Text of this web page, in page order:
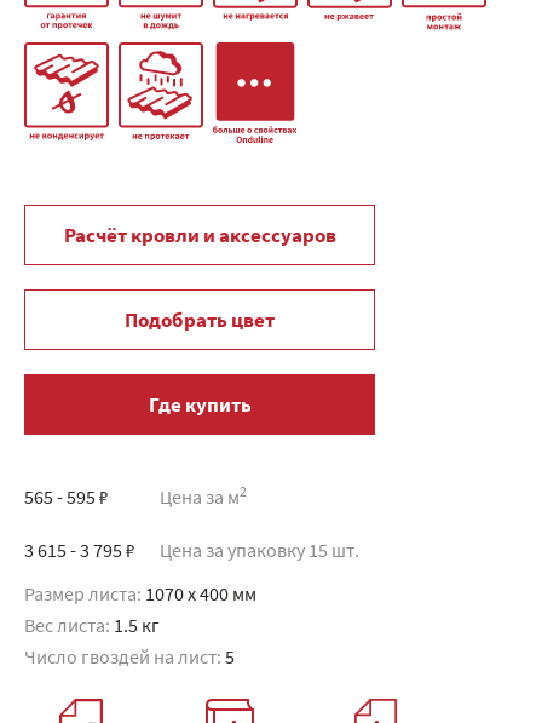
Расчёт кровли и аксессуаров
Подобрать цвет
Где купить
565 - 595 ₽ Цена за м2
3 615 - 3 795 ₽ Цена за упаковку 15 шт.
Размер листа: 1070 x 400 мм
Вес листа: 1.5 кг
Число гвоздей на лист: 5